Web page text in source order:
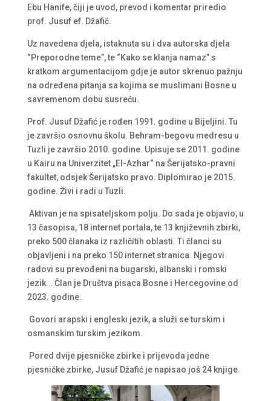
Ebu Hanife, čiji je uvod, prevod i komentar priredio
prof. Jusuf ef. Džafić.
Uz navedena djela, istaknuta su i dva autorska djela
“Preporodne teme”, te “Kako se klanja namaz” s
kratkom argumentacijom gdje je autor skrenuo pažnju
na određena pitanja sa kojima se muslimani Bosne u
savremenom dobu susreću.
Prof. Jusuf Džafić je rođen 1991. godine u Bijeljini. Tu
je završio osnovnu školu. Behram-begovu medresu u
Tuzli je završio 2010. godine. Upisuje se 2011. godine
u Kairu na Univerzitet „El-Azhar“ na Šerijatsko-pravni
fakultet, odsjek Šerijatsko pravo. Diplomirao je 2015.
godine. Živi i radi u Tuzli.
Aktivan je na spisateljskom polju. Do sada je objavio, u
13 časopisa, 18 internet portala, te 13 književnih zbirki,
preko 500 članaka iz različitih oblasti. Ti članci su
objavljeni i na preko 150 internet stranica. Njegovi
radovi su prevođeni na bugarski, albanski i romski
jezik. . Član je Društva pisaca Bosne i Hercegovine od
2023. godine.
Govori arapski i engleski jezik, a služi se turskim i
osmanskim turskim jezikom.
Pored dvije pjesničke zbirke i prijevoda jedne
pjesničke zbirke, Jusuf Džafić je napisao još 24 knjige.